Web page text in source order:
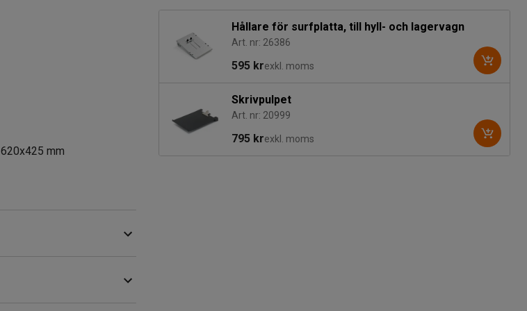
620x425 mm
Hållare för surfplatta, till hyll- och lagervagn
Art. nr: 26386
595 krexkl. moms
Skrivpulpet
Art. nr: 20999
795 krexkl. moms